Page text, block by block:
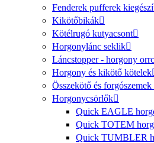
Fenderek pufferek
Kikötőbikák
Kötélrugó kutyacsont
Horgonylánc seklik
Láncstopper - horgony
Horgony és kikötő kötelek
Összekötő és
Horgonycsörlők
Quick EAGLE
Quick TOTEM
Quick TUMBLER